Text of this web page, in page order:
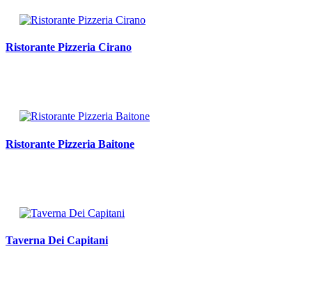
Ristorante Pizzeria Cirano
Ristorante Pizzeria Baitone
Taverna Dei Capitani